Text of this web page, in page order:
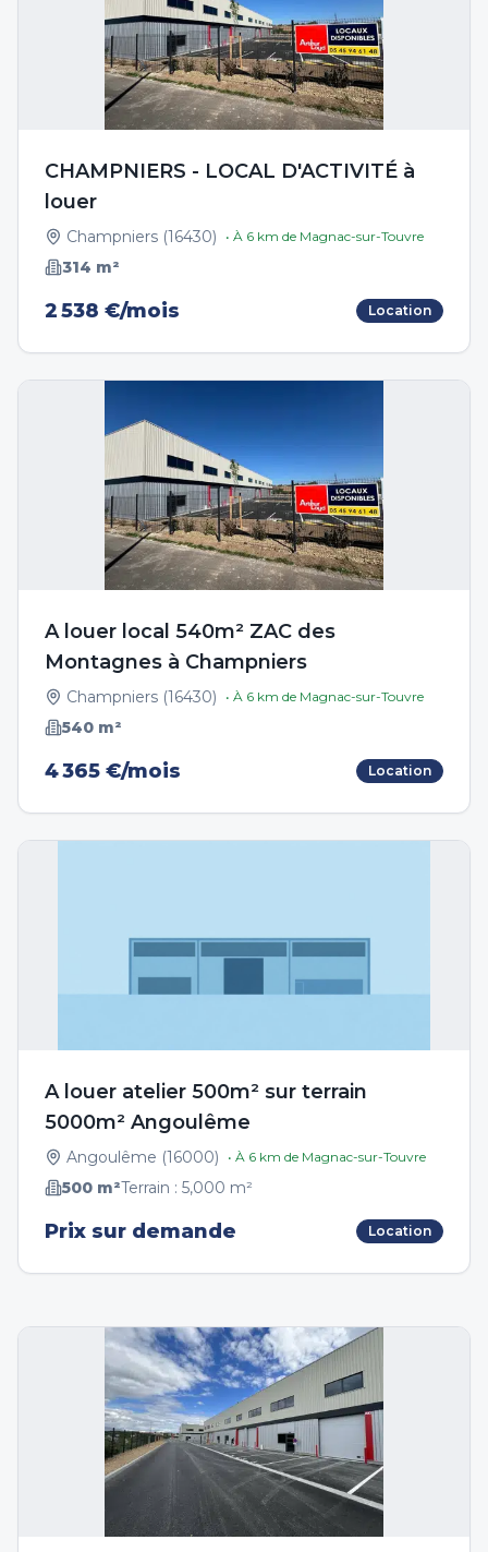
CHAMPNIERS - LOCAL D'ACTIVITÉ à
louer
Champniers (16430) • À 6 km de Magnac-sur-Touvre
314 m²
2 538 €/mois Location
A louer local 540m² ZAC des
Montagnes à Champniers
Champniers (16430) • À 6 km de Magnac-sur-Touvre
540 m²
4 365 €/mois Location
A louer atelier 500m² sur terrain
5000m² Angoulême
Angoulême (16000) • À 6 km de Magnac-sur-Touvre
500 m²Terrain : 5,000 m²
Prix sur demande Location